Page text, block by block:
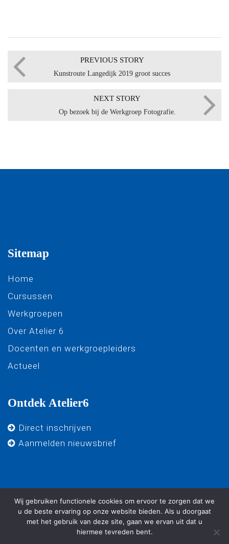
PREVIOUS STORY
Kunstroute Langedijk 2019 groot succes
NEXT STORY
Op bezoek bij de Werkgroep Fotografie.
Sitemap
Home
Cursussen
Werkgroepen
Over Atelier 6
Docenten en werkgroepleiders
Actueel
Ontdek Atelier6
Direct inschrijven
Aanmelden nieuwsbrief
© 2025 - Atelier 6 - Alle rechten voorbehouden. -Algemene
Wij gebruiken functionele cookies om ervoor te zorgen dat we
u de beste ervaring op onze website bieden. Als u doorgaat
met het gebruik van deze site, gaan we ervan uit dat u
hiermee tevreden bent.